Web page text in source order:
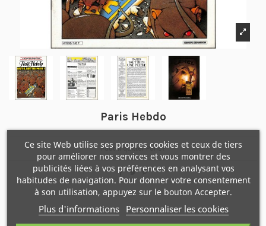
Paris Hebdo
Faut-il quitter Paris?
Ce site Web utilise ses propres cookies et ceux de tiers
pour améliorer nos services et vous montrer des
publicités liées à vos préférences en analysant vos
habitudes de navigation. Pour donner votre consentement
à son utilisation, appuyez sur le bouton Accepter.
Plus d'informations Personnaliser les cookies